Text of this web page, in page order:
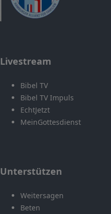
Livestream
Bibel TV
Bibel TV Impuls
EchtJetzt
MeinGottesdienst
Unterstützen
Weitersagen
Beten